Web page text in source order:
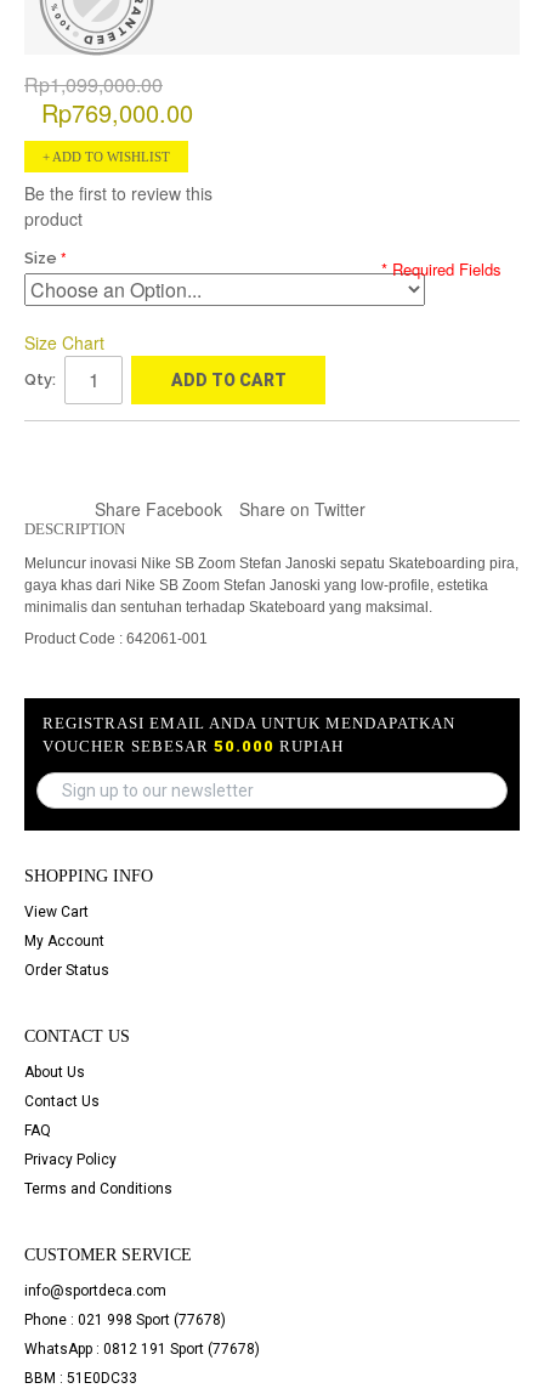
Rp1,099,000.00
Rp769,000.00
ADD TO WISHLIST
Be the first to review this
product
Size * Required Fields
Size Chart
Qty: ADD TO CART
Share Facebook Share on Twitter
DESCRIPTION
Meluncur inovasi Nike SB Zoom Stefan Janoski sepatu Skateboarding pira,
gaya khas dari Nike SB Zoom Stefan Janoski yang low-profile, estetika
minimalis dan sentuhan terhadap Skateboard yang maksimal.
Product Code : 642061-001
REGISTRASI EMAIL ANDA UNTUK MENDAPATKAN
VOUCHER SEBESAR 50.000 RUPIAH
SHOPPING INFO
View Cart
My Account
Order Status
CONTACT US
About Us
Contact Us
FAQ
Privacy Policy
Terms and Conditions
CUSTOMER SERVICE
info@sportdeca.com
Phone : 021 998 Sport (77678)
WhatsApp : 0812 191 Sport (77678)
BBM : 51E0DC33